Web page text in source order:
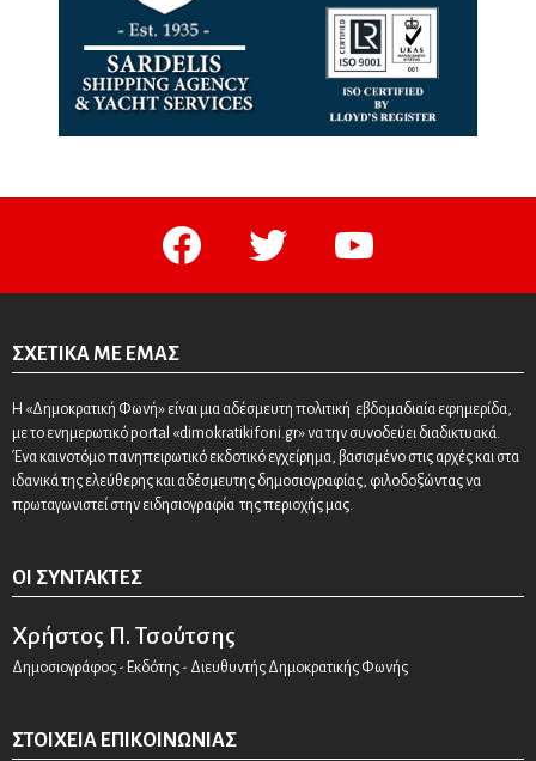
facebook twitter youtube
ΣΧΕΤΙΚΆ ΜΕ ΕΜΆΣ
Η «Δημοκρατική Φωνή» είναι μια αδέσμευτη πολιτική εβδομαδιαία εφημερίδα,
με το ενημερωτικό portal «dimokratikifoni.gr» να την συνοδεύει διαδικτυακά.
Ένα καινοτόμο πανηπειρωτικό εκδοτικό εγχείρημα, βασισμένο στις αρχές και στα
ιδανικά της ελεύθερης και αδέσμευτης δημοσιογραφίας, φιλοδοξώντας να
πρωταγωνιστεί στην ειδησιογραφία της περιοχής μας.
ΟΙ ΣΥΝΤΆΚΤΕΣ
Χρήστος Π. Τσούτσης
Δημοσιογράφος - Εκδότης - Διευθυντής Δημοκρατικής Φωνής
ΣΤΟΙΧΕΊΑ ΕΠΙΚΟΙΝΩΝΊΑΣ